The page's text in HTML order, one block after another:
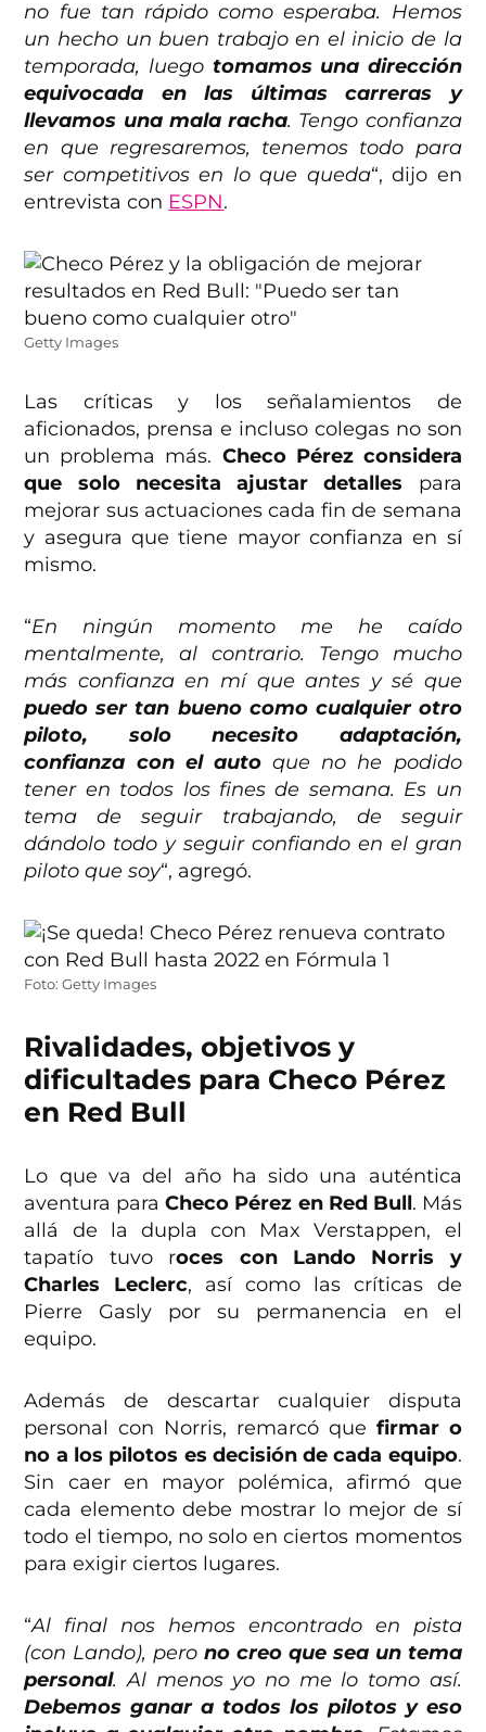
no fue tan rápido como esperaba. Hemos
un hecho un buen trabajo en el inicio de la
temporada, luegotomamos una dirección
equivocada en las últimas carreras y
llevamos una mala racha. Tengo confianza
en que regresaremos, tenemos todo para
ser competitivos en lo que queda“, dijo en
entrevista con ESPN.
Getty Images
Las críticas y los señalamientos de
aficionados, prensa e incluso colegas no son
un problema más. Checo Pérez considera
que solo necesita ajustar detalles para
mejorar sus actuaciones cada fin de semana
y asegura que tiene mayor confianza en sí
mismo.
“En ningún momento me he caído
mentalmente, al contrario. Tengo mucho
más confianza en mí que antes y sé que
puedo ser tan bueno como cualquier otro
piloto, solo necesito adaptación,
confianza con el autoque no he podido
tener en todos los fines de semana. Es un
tema de seguir trabajando, de seguir
dándolo todo y seguir confiando en el gran
piloto que soy“, agregó.
Foto: Getty Images
Rivalidades, objetivos y
dificultades para Checo Pérez
en Red Bull
Lo que va del año ha sido una auténtica
aventura paraCheco Pérez en Red Bull. Más
allá de la dupla con Max Verstappen, el
tapatío tuvo roces con Lando Norris y
Charles Leclerc, así como las críticas de
Pierre Gasly por su permanencia en el
equipo.
Además de descartar cualquier disputa
personal con Norris, remarcó que firmar o
no a los pilotos es decisión de cada equipo.
Sin caer en mayor polémica, afirmó que
cada elemento debe mostrar lo mejor de sí
todo el tiempo, no solo en ciertos momentos
para exigir ciertos lugares.
“Al final nos hemos encontrado en pista
(con Lando), perono creo que sea un tema
personal. Al menos yo no me lo tomo así.
Debemos ganar a todos los pilotos y eso